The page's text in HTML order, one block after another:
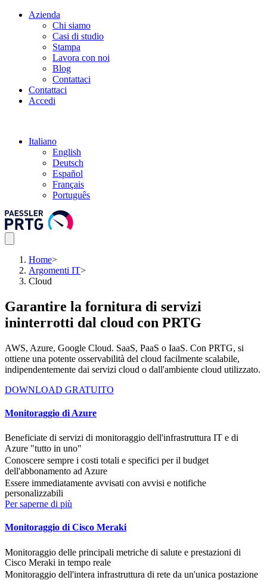
Azienda
Chi siamo
Casi di studio
Stampa
Lavora con noi
Blog
Contattaci
Contattaci
Accedi
Italiano
English
Deutsch
Español
Français
Português
Home>
Argomenti IT>
Cloud
Garantire la fornitura di servizi
ininterrotti dal cloud con PRTG
AWS, Azure, Google Cloud. SaaS, PaaS o IaaS. Con PRTG, si
ottiene una potente osservabilità del cloud facilmente scalabile,
indipendentemente dai servizi cloud o dall'ambiente cloud utilizzato.
DOWNLOAD GRATUITO
Monitoraggio di Azure
Beneficiate di servizi di monitoraggio dell'infrastruttura IT e di
Azure "tutto in uno"
Conoscere sempre i costi totali e specifici per il budget
dell'abbonamento ad Azure
Essere immediatamente avvisati con avvisi e notifiche
personalizzabili
Per saperne di più
Monitoraggio di Cisco Meraki
Monitoraggio delle principali metriche di salute e prestazioni di
Cisco Meraki in tempo reale
Monitoraggio dell'intera infrastruttura di rete da un'unica postazione